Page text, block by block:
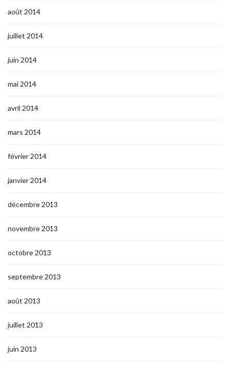
août 2014
juillet 2014
juin 2014
mai 2014
avril 2014
mars 2014
février 2014
janvier 2014
décembre 2013
novembre 2013
octobre 2013
septembre 2013
août 2013
juillet 2013
juin 2013